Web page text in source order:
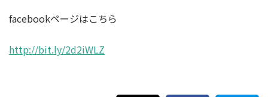
facebookページはこちら
http://bit.ly/2d2iWLZ